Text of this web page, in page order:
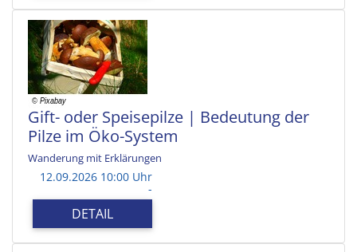
Gift- oder Speisepilze | Bedeutung der
Pilze im Öko-System
Wanderung mit Erklärungen
12.09.2026 10:00 Uhr
-
DETAIL